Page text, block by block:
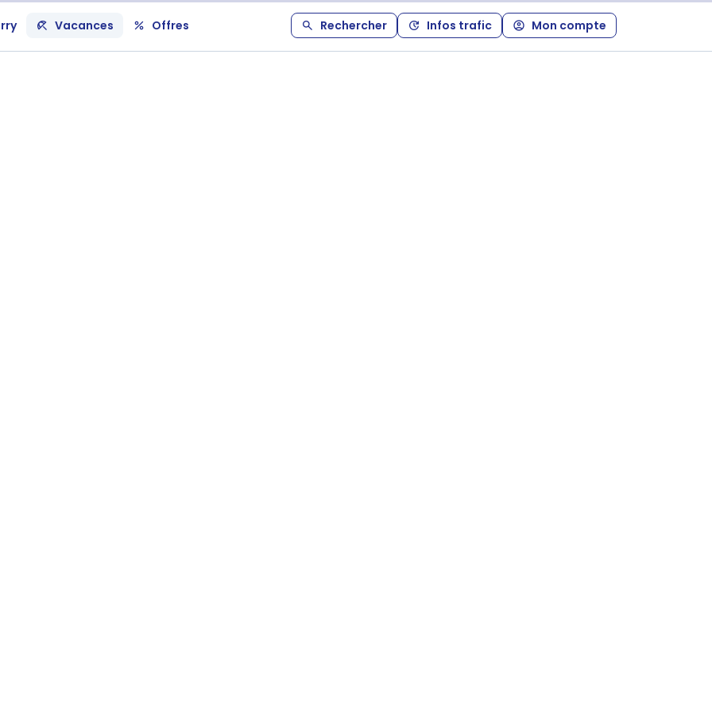
Vacances Offres Rechercher Infos trafic Mon compte